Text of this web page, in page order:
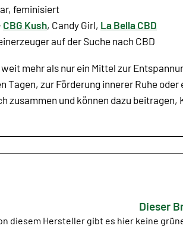
feminisiert
CBG Kush, Candy Girl, La Bella CBD
auf der Suche nach CBD
weit mehr als nur ein Mittel zur
Tagen, zur Förderung innerer Ruhe
zusammen und können dazu beitragen,
Dieser
diesem Hersteller gibt es hier keine